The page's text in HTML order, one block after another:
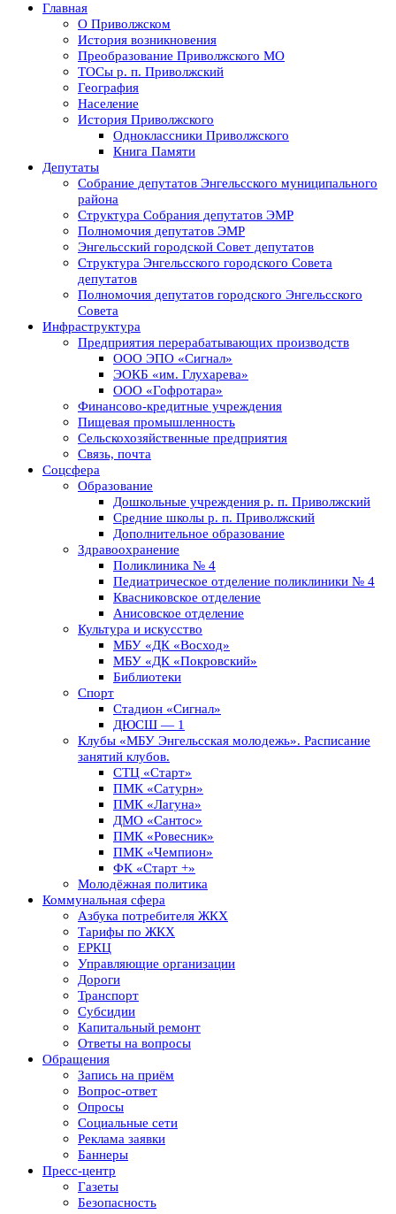
Главная
О Приволжском
История возникновения
Преобразование Приволжского МО
ТОСы р. п. Приволжский
География
Население
История Приволжского
Одноклассники Приволжского
Книга Памяти
Депутаты
Собрание депутатов Энгельсского муниципального
района
Структура Собрания депутатов ЭМР
Полномочия депутатов ЭМР
Энгельсский городской Совет депутатов
Структура Энгельсского городского Совета
депутатов
Полномочия депутатов городского Энгельсского
Совета
Инфраструктура
Предприятия перерабатывающих производств
ООО ЭПО «Сигнал»
ЭОКБ «им. Глухарева»
ООО «Гофротара»
Финансово-кредитные учреждения
Пищевая промышленность
Сельскохозяйственные предприятия
Связь, почта
Соцсфера
Образование
Дошкольные учреждения р. п. Приволжский
Средние школы р. п. Приволжский
Дополнительное образование
Здравоохранение
Поликлиника № 4
Педиатрическое отделение поликлиники № 4
Квасниковское отделение
Анисовское отделение
Культура и искусство
МБУ «ДК «Восход»
МБУ «ДК «Покровский»
Библиотеки
Спорт
Стадион «Сигнал»
ДЮСШ — 1
Клубы «МБУ Энгельсская молодежь». Расписание
занятий клубов.
СТЦ «Старт»
ПМК «Сатурн»
ПМК «Лагуна»
ДМО «Сантос»
ПМК «Ровесник»
ПМК «Чемпион»
ФК «Старт +»
Молодёжная политика
Коммунальная сфера
Азбука потребителя ЖКХ
Тарифы по ЖКХ
ЕРКЦ
Управляющие организации
Дороги
Транспорт
Субсидии
Капитальный ремонт
Ответы на вопросы
Обращения
Запись на приём
Вопрос-ответ
Опросы
Социальные сети
Реклама заявки
Баннеры
Пресс-центр
Газеты
Безопасность